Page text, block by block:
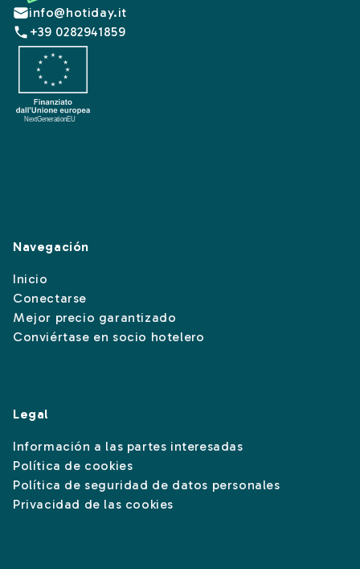
info@hotiday.it
+39 0282941859
Navegación
Inicio
Conectarse
Mejor precio garantizado
Conviértase en socio hotelero
Legal
Información a las partes interesadas
Política de cookies
Política de seguridad de datos personales
Privacidad de las cookies